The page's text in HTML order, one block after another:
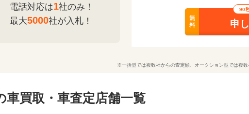
電話対応は1社のみ！
最大5000社が入札！
90
無
料
申
※一括型では複数社からの査定額、オークション型では複
車買取・車査定店舗一覧